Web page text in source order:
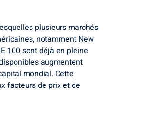
plusieurs marchés
notamment New
100 sont déjà en pleine
augmentent
mondial. Cette
facteurs de prix et de